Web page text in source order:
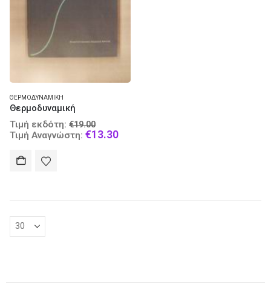
ΘΕΡΜΟΔΥΝΑΜΙΚΉ
Θερμοδυναμική
Τιμή εκδότη: €19.00
price
Τιμή Αναγνώστη: €13.30Current